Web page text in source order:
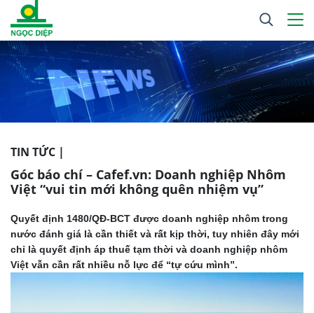
TIN TỨC |
Góc báo chí – Cafef.vn: Doanh nghiệp Nhôm
Việt “vui tin mới không quên nhiệm vụ”
Quyết định 1480/QĐ-BCT được doanh nghiệp nhôm trong
nước đánh giá là cần thiết và rất kịp thời, tuy nhiên đây mới
chỉ là quyết định áp thuế tạm thời và doanh nghiệp nhôm
Việt vẫn cần rất nhiều nỗ lực để “tự cứu mình”.